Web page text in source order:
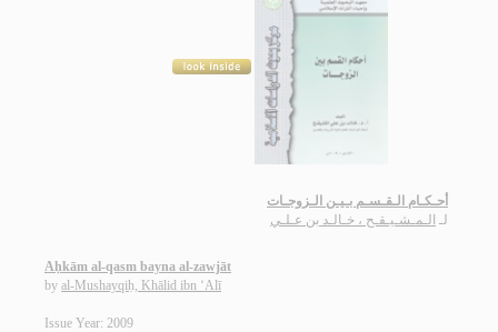
أحـكـام الـقـسـم بـيـن الـزوجـات
لـ الـمـشـيـقـح ، خـالـد بن عـلـي
Aḥkām al-qasm bayna al-zawjāt
by al-Mushayqiḥ, Khālid ibn ‘Alī
Issue Year: 2009